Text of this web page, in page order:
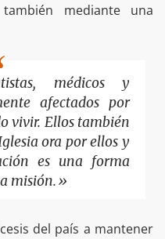
mediante una
médicos y
afectados por
vivir. Ellos también
ora por ellos y
es una forma
misión.»
del país a mantener